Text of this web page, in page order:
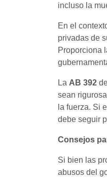
incluso la
En el
privadas de
Proporciona
La AB 392
sean
la fuerza. Si
debe seguir
Consejos
Si bien las
abusos del